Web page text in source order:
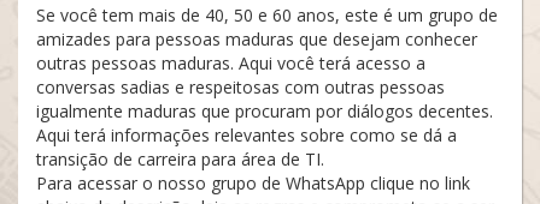
Se você tem mais de 40, 50 e 60 anos, este é um grupo de
amizades para pessoas maduras que desejam conhecer
outras pessoas maduras. Aqui você terá acesso a
conversas sadias e respeitosas com outras pessoas
igualmente maduras que procuram por diálogos decentes.
Aqui terá informações relevantes sobre como se dá a
transição de carreira para área de TI.
Para acessar o nosso grupo de WhatsApp clique no link